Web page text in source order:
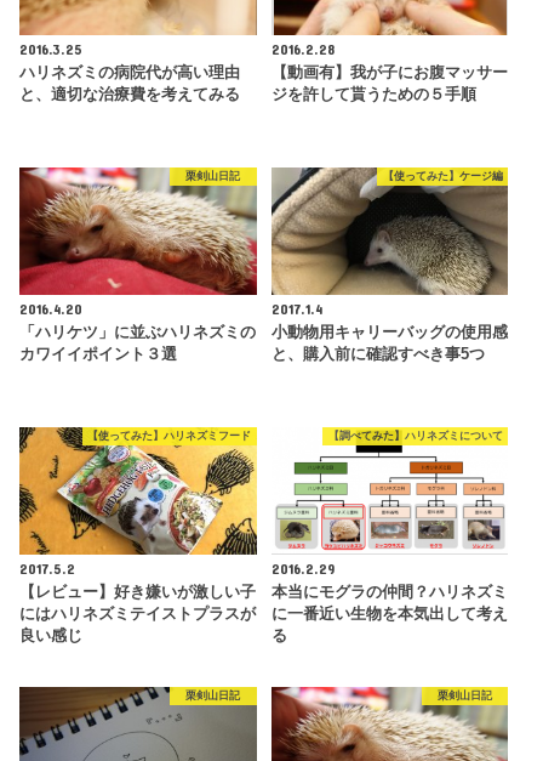
2016.3.25
ハリネズミの病院代が高い理由
と、適切な治療費を考えてみる
2016.2.28
【動画有】我が子にお腹マッサー
ジを許して貰うための５手順
栗剣山日記
2016.4.20
「ハリケツ」に並ぶハリネズミの
カワイイポイント３選
【使ってみた】ケージ編
2017.1.4
小動物用キャリーバッグの使用感
と、購入前に確認すべき事5つ
【使ってみた】ハリネズミフード
2017.5.2
【レビュー】好き嫌いが激しい子
にはハリネズミテイストプラスが
良い感じ
【調べてみた】ハリネズミについて
2016.2.29
本当にモグラの仲間？ハリネズミ
に一番近い生物を本気出して考え
る
栗剣山日記 栗剣山日記